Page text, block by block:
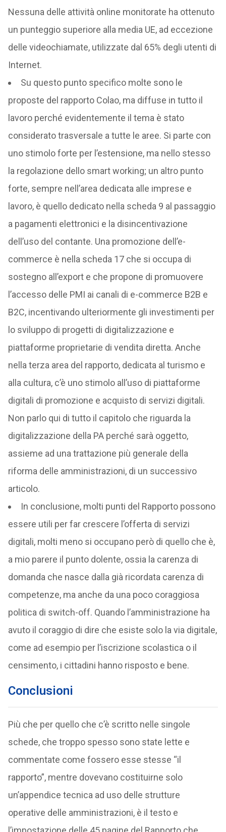
Nessuna delle attività online monitorate ha ottenuto
un punteggio superiore alla media UE, ad eccezione
delle videochiamate, utilizzate dal 65% degli utenti di
Internet.
Su questo punto specifico molte sono le
proposte del rapporto Colao, ma diffuse in tutto il
lavoro perché evidentemente il tema è stato
considerato trasversale a tutte le aree. Si parte con
uno stimolo forte per l’estensione, ma nello stesso
la regolazione dello smart working; un altro punto
forte, sempre nell’area dedicata alle imprese e
lavoro, è quello dedicato nella scheda 9 al passaggio
a pagamenti elettronici e la disincentivazione
dell’uso del contante. Una promozione dell’e-
commerce è nella scheda 17 che si occupa di
sostegno all’export e che propone di promuovere
l’accesso delle PMI ai canali di e-commerce B2B e
B2C, incentivando ulteriormente gli investimenti per
lo sviluppo di progetti di digitalizzazione e
piattaforme proprietarie di vendita diretta. Anche
nella terza area del rapporto, dedicata al turismo e
alla cultura, c’è uno stimolo all’uso di piattaforme
digitali di promozione e acquisto di servizi digitali.
Non parlo qui di tutto il capitolo che riguarda la
digitalizzazione della PA perché sarà oggetto,
assieme ad una trattazione più generale della
riforma delle amministrazioni, di un successivo
articolo.
In conclusione, molti punti del Rapporto possono
essere utili per far crescere l’offerta di servizi
digitali, molti meno si occupano però di quello che è,
a mio parere il punto dolente, ossia la carenza di
domanda che nasce dalla già ricordata carenza di
competenze, ma anche da una poco coraggiosa
politica di switch-off. Quando l’amministrazione ha
avuto il coraggio di dire che esiste solo la via digitale,
come ad esempio per l’iscrizione scolastica o il
censimento, i cittadini hanno risposto e bene.
Conclusioni
Più che per quello che c’è scritto nelle singole
schede, che troppo spesso sono state lette e
commentate come fossero esse stesse “il
rapporto”, mentre dovevano costituirne solo
un’appendice tecnica ad uso delle strutture
operative delle amministrazioni, è il testo e